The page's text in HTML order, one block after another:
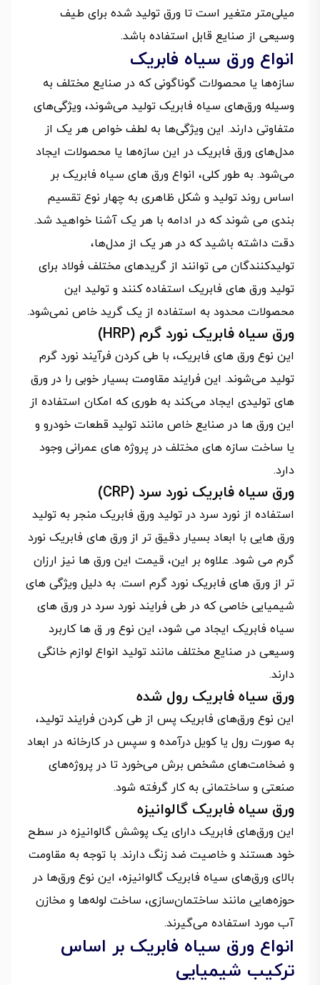
میلی‌متر متغیر است تا ورق تولید شده برای طیف
وسیعی از صنایع قابل استفاده باشد.
انواع ورق سیاه فابریک
سازه‌ها یا محصولات گوناگونی که در صنایع مختلف به
وسیله ورق‌های سیاه فابریک تولید می‌شوند، ویژگی‌های
متفاوتی دارند. این ویژگی‌ها به لطف خواص هر یک از
مدل‌های ورق فابریک در این سازه‌ها یا محصولات ایجاد
می‌شود. به طور کلی، انواع ورق های سیاه فابریک بر
اساس روند تولید و شکل ظاهری به چهار نوع تقسیم
بندی می شوند که در ادامه با هر یک آشنا خواهید شد.
دقت داشته باشید که در هر یک از مدل‌ها،
تولیدکنندگان می توانند از گریدهای مختلف فولاد برای
تولید ورق های فابریک استفاده کنند و تولید این
محصولات محدود به استفاده از یک گرید خاص نمی‌شود.
ورق سیاه فابریک نورد گرم (HRP)
این نوع ورق های فابریک، با طی کردن فرآیند نورد گرم
تولید می‌شوند. این فرایند مقاومت بسیار خوبی را در ورق
های تولیدی ایجاد می‌کند به طوری که امکان استفاده از
این ورق ها در صنایع خاص مانند تولید قطعات خودرو و
یا ساخت سازه های مختلف در پروژه های عمرانی وجود
دارد.
ورق سیاه فابریک نورد سرد (CRP)
استفاده از نورد سرد در تولید ورق فابریک منجر به تولید
ورق هایی با ابعاد بسیار دقیق تر از ورق های فابریک نورد
گرم می شود. علاوه بر این، قیمت این ورق ها نیز ارزان
تر از ورق های فابریک نورد گرم است. به دلیل ویژگی های
شیمیایی خاصی که در طی فرایند نورد سرد در ورق های
سیاه فابریک ایجاد می شود، این نوع ور ق ها کاربرد
وسیعی در صنایع مختلف مانند تولید انواع لوازم خانگی
دارند.
ورق سیاه فابریک رول‌ شده
این نوع ورق‌های فابریک پس از طی کردن فرایند تولید،
به صورت رول یا کویل درآمده و سپس در کارخانه در ابعاد
و ضخامت‌های مشخص برش می‌خورد تا در پروژه‌های
صنعتی و ساختمانی به کار گرفته شود.
ورق سیاه فابریک گالوانیزه
این ورق‌های فابریک دارای یک پوشش گالوانیزه در سطح
خود هستند و خاصیت ضد زنگ دارند. با توجه به مقاومت
بالای ورق‌های سیاه فابریک گالوانیزه، این نوع ورق‌ها در
حوزه‌هایی مانند ساختمان‌سازی، ساخت لوله‌ها و مخازن
آب مورد استفاده می‌گیرند.
انواع ورق سیاه فابریک بر اساس
ترکیب شیمیایی